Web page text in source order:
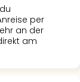
per
an der
am